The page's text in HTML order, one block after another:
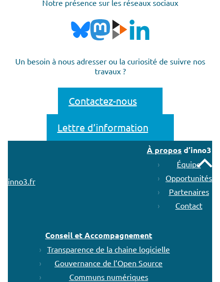
Notre présence sur les réseaux sociaux
Un besoin à nous adresser ou la curiosité de suivre nos
travaux ?
Contactez-nous
Lettre d’information
inno3.fr
À propos d’inno3
Équipe
Opportunités
Partenaires
Contact
Conseil et Accompagnement
Transparence de la chaine logicielle
Gouvernance de l’Open Source
Communs numériques
Remonter